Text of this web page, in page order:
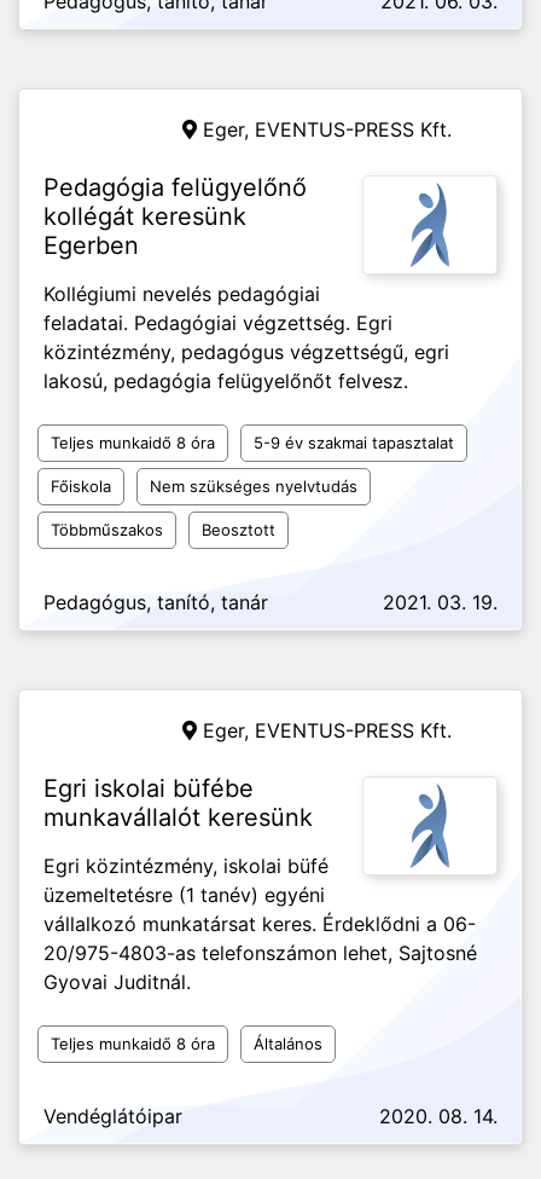
Eger, EVENTUS-PRESS Kft.
Pedagógia felügyelőnő
kollégát keresünk
Egerben
Kollégiumi nevelés pedagógiai
feladatai. Pedagógiai végzettség. Egri
közintézmény, pedagógus végzettségű, egri
lakosú, pedagógia felügyelőnőt felvesz.
Teljes munkaidő 8 óra 5-9 év szakmai tapasztalat
Főiskola Nem szükséges nyelvtudás
Többműszakos Beosztott
Pedagógus, tanító, tanár 2021. 03. 19.
Eger, EVENTUS-PRESS Kft.
Egri iskolai büfébe
munkavállalót keresünk
Egri közintézmény, iskolai büfé
üzemeltetésre (1 tanév) egyéni
vállalkozó munkatársat keres. Érdeklődni a 06-
20/975-4803-as telefonszámon lehet, Sajtosné
Gyovai Juditnál.
Teljes munkaidő 8 óra Általános
Vendéglátóipar 2020. 08. 14.